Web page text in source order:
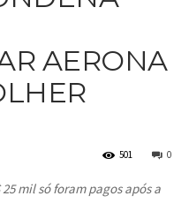
AERONA
0
501
mil só foram pagos após a